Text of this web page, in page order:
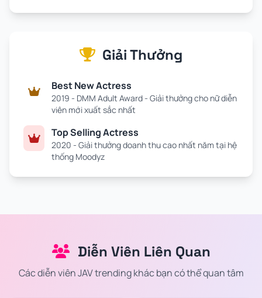
Giải Thưởng
Best New Actress
2019 - DMM Adult Award - Giải thưởng cho nữ diễn
viên mới xuất sắc nhất
Top Selling Actress
2020 - Giải thưởng doanh thu cao nhất năm tại hệ
thống Moodyz
Diễn Viên Liên Quan
Các diễn viên JAV trending khác bạn có thể quan tâm